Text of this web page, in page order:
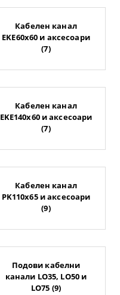
Кабелен канал
EKE60x60 и аксесоари
(7)
Кабелен канал
EKE140x60 и аксесоари
(7)
Кабелен канал
PK110x65 и аксесоари
(9)
Подови кабелни
канали LO35, LO50 и
LO75 (9)